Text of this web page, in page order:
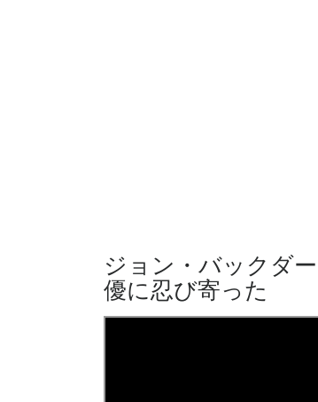
ジョン・バックダ
優に忍び寄った